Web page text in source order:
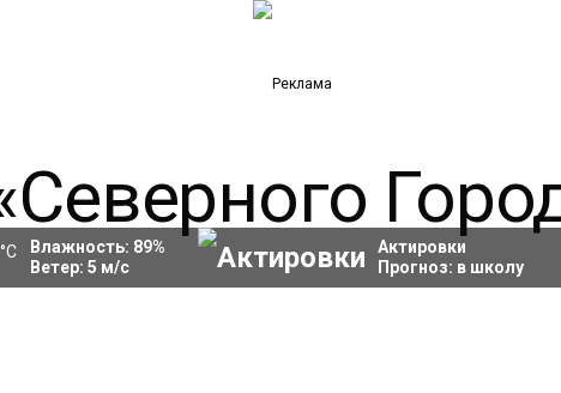
°C Влажность: 89%
Ветер: 5 м/с
Актировки
Прогноз: в школу